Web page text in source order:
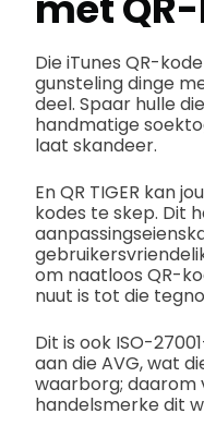
Die iTunes QR-
gunsteling dinge
deel. Spaar hulle
handmatige
laat skandeer.
En QR TIGER kan
kodes te skep. Dit
om naatloos QR-
nuut is tot die
Dit is ook ISO-
aan die AVG, wat
waarborg; daarom
handelsmerke dit